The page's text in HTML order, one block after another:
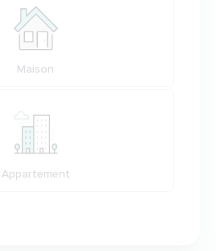
Maison
Appartement